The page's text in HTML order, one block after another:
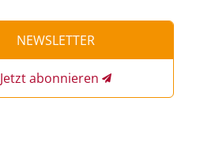
NEWSLETTER
Jetzt abonnieren